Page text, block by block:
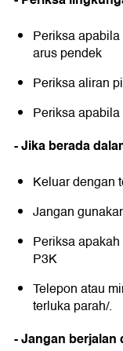
Periksa
arus pendek
Periksa aliran
Periksa
- Jika berada
Keluar dengan
Jangan
Periksa
P3K
Telepon atau
terluka parah/.
- Jangan berjalan